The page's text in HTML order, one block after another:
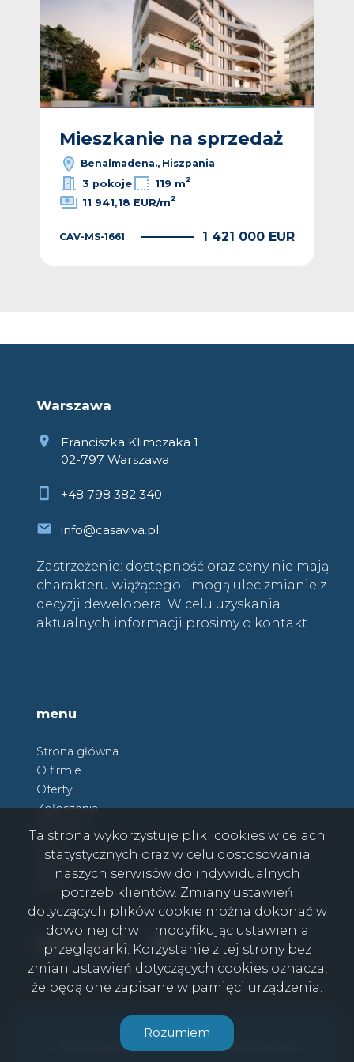
Mieszkanie na sprzedaż
Benalmadena., Hiszpania
3 pokoje
119 m2
11 941,18 EUR/m2
CAV-MS-1661 1 421 000 EUR
Warszawa
Franciszka Klimczaka 1
02-797 Warszawa
+48 798 382 340
info@casaviva.pl
Zastrzeżenie: dostępność oraz ceny nie mają
charakteru wiążącego i mogą ulec zmianie z
decyzji dewelopera. W celu uzyskania
aktualnych informacji prosimy o kontakt.
menu
Strona główna
O firmie
Oferty
Zgłoszenia
Kontakt
social media Facebook
Facebook
CasaViva © 2026
Program dla biur nieruchomości
Galactica Virgo
Ta strona wykorzystuje pliki cookies w celach
statystycznych oraz w celu dostosowania
naszych serwisów do indywidualnych
potrzeb klientów. Zmiany ustawień
dotyczących plików cookie można dokonać w
dowolnej chwili modyfikując ustawienia
przeglądarki. Korzystanie z tej strony bez
zmian ustawień dotyczących cookies oznacza,
że będą one zapisane w pamięci urządzenia.
Rozumiem